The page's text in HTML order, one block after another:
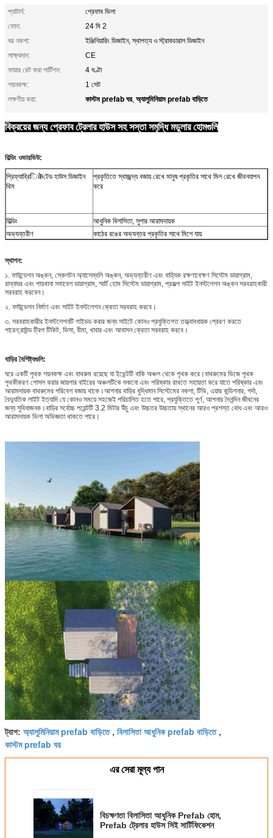
প্যাটার্ন:
প্রেফাব ভিলা
ফোন:
24 মি 2
ঘর নকশা:
ইঞ্জিনিয়ারিং ডিজাইন, স্থাপত্য ও স্ট্রাকচারাল ডিজাইন
সাক্ষ্যদান:
CE
ফায়ার রেট করা পার্টিশন:
4 ঘণ্টা
শয়নকক্ষ:
1 সেট
লক্ষণীয় করা:
কাস্টম prefab ঘর, অ্যালুমিনিয়াম prefab বাড়িতে
বিক্রয়ের জন্য প্রেফাব ট্রেলার হাউস সহ সস্তা সমৃদ্ধি মডুলার হোমগুলি
বিল্ডিং ওভারভিউ:
প্রিফ্যাব্রিिकेটেড হাউস ডিজাইন
থিম
প্রকৃতিতে স্বাচ্ছন্দ্য বজায় রেখে মানুষ প্রকৃতির সাথে মিল রেখে জীবনযাপন
করে
বিল্ডিং
আধুনিক বিলাসিতা, সুপার আরামদায়ক
অভ্যন্তরীণ
কাঠের রঙের অভ্যন্তর প্রকৃতির সাথে মিশে যায়
স্থাপন:
১. ফাউন্ডেশন অঙ্কন, স্কেলটন অ্যাসেম্বলি অঙ্কন, অভ্যন্তরীণ এবং বাহ্যিক রক্ষণাবেক্ষণ সিস্টেম ডায়াগ্রাম,
রান্নাঘর এবং পায়খানা সমাবেশ ডায়াগ্রাম, স্মার্ট হোম সিস্টেম ডায়াগ্রাম, প্রকল্প সাইট ইনস্টলেশন অঙ্কন সরবরাহকারী
সরবরাহ করবেন।
২. ফাউন্ডেশন নির্মাণ এবং সাইট ইনস্টলেশন ক্রেতা সরবরাহ করবে।
৩. সরবরাহকারীর ইনস্টলেশনটি গাইডড করার জন্য সাইটে কোনও প্রযুক্তিগত তত্ত্বাবধায়ক প্রেরণ করতে
পারেন;রাউন্ড ট্রিপ টিকিট, ভিসা, বীমা, খাবার এবং আবাসন ক্রেতা সরবরাহ করবে।
বাড়ির বৈশিষ্ট্যগুলি:
ঘরে একটি পৃথক শয়নকক্ষ এবং বাথরুম রয়েছে যা ইভেন্টটি বাকি অঞ্চল থেকে পৃথক করে।বাথরুমের ভিজে পৃথক
পৃথকীকরণ গোসল করার জায়গার বাইরের অঞ্চলটিকে শুকনো এবং পরিষ্কার রাখতে সহায়তা করে যাতে পরিষ্কার এবং
আরামদায়ক বাথরুমের পরিবেশ বজায় থাকে।আপনার বাড়ির বুদ্ধিমান সিস্টেমের নকশা, টিভি, এয়ার কন্ডিশনার, পর্দা,
বৈদ্যুতিক লাইট ইত্যাদি যে কোনও সময়ে সহজেই পরিচালিত হতে পারে, প্রযুক্তিতে পূর্ণ, আপনার দৈনন্দিন জীবনের
জন্য সুবিধাজনক।বাড়ির সর্বোচ্চ পয়েন্টটি 3.2 মিটার উঁচু এবং উচ্চতর উচ্চতায় স্থানের আরও প্রশস্ত বোধ এবং আরও
আরামদায়ক ভিলা অভিজ্ঞতা থাকতে পারে।
ট্যাগ: অ্যালুমিনিয়াম prefab বাড়িতে, বিলাসিতা আধুনিক prefab বাড়িতে,
কাস্টম prefab ঘর
এর সেরা মূল্য পান
বিচক্ষণতা বিলাসিতা আধুনিক Prefab হোম,
Prefab ট্রেলার হাউস সিই সার্টিফিকেশন